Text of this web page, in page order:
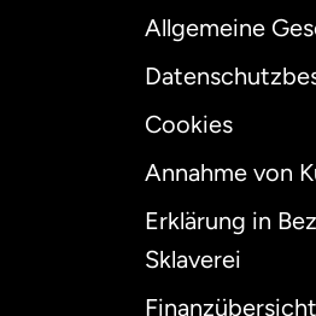
Allgemeine
Cookies
Annahme von
Erklärung in
Sklaverei